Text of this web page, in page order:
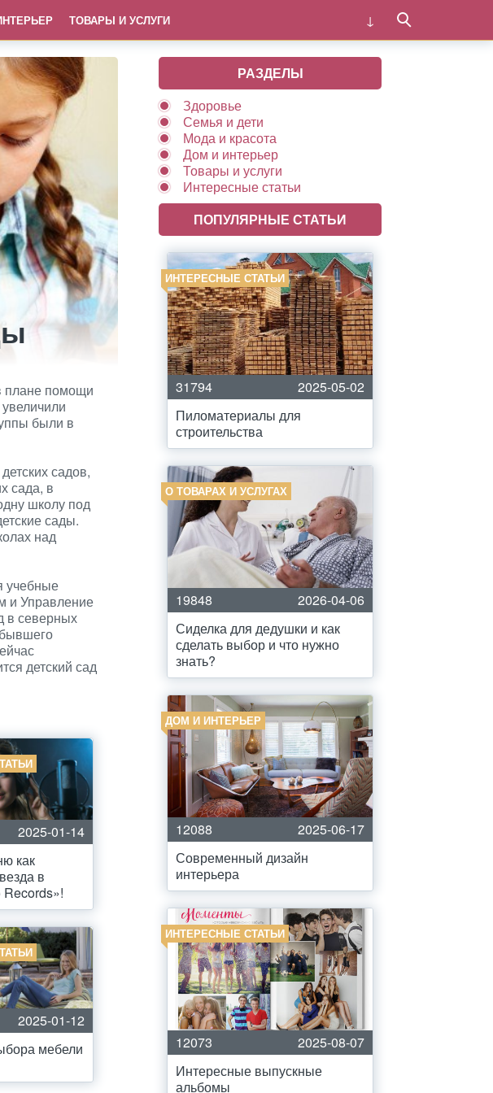
ТОВАРЫ И УСЛУГИ
плане помощи
были в
садов,
сада, в
школу под
сады.
над
учебные
и Управление
в северных
детский сад
2025-01-14
как
в
Records»!
2025-01-12
мебели
РАЗДЕЛЫ
Здоровье
Семья и дети
Мода и красота
Дом и интерьер
Товары и услуги
Интересные статьи
ПОПУЛЯРНЫЕ СТАТЬИ
ИНТЕРЕСНЫЕ СТАТЬИ
31794
2025-05-02
Пиломатериалы для
строительства
О ТОВАРАХ И УСЛУГАХ
19848
2026-04-06
Сиделка для дедушки и как
сделать выбор и что нужно
знать?
ДОМ И ИНТЕРЬЕР
12088
2025-06-17
Современный дизайн
интерьера
ИНТЕРЕСНЫЕ СТАТЬИ
12073
2025-08-07
Интересные выпускные
альбомы